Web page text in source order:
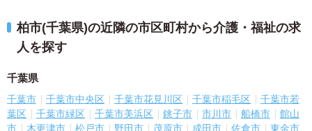
柏市(千葉県)の近隣の市区町村から介護・福祉の求
人を探す
千葉県
千葉市 千葉市中央区 千葉市花見川区 千葉市稲毛区
千葉市若
葉区
千葉市緑区 千葉市美浜区 銚子市 市川市 船橋市
館山
市
木更津市 松戸市 野田市 茂原市 成田市 佐倉市
東金市